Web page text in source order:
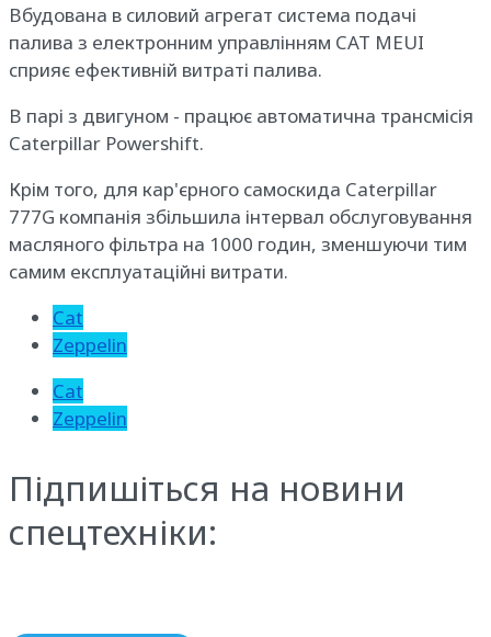
Вбудована в силовий агрегат система подачі
палива з електронним управлінням CAT MEUI
сприяє ефективній витраті палива.
В парі з двигуном - працює автоматична трансмісія
Caterpillar Powershift.
Крім того, для кар'єрного самоскида Caterpillar
777G компанія збільшила інтервал обслуговування
масляного фільтра на 1000 годин, зменшуючи тим
самим експлуатаційні витрати.
Cat
Zeppelin
Cat
Zeppelin
Підпишіться на новини
спецтехніки: